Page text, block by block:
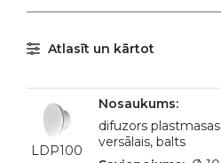
Atlasīt un kārtot
LDP100
difuzors
versālais, balts